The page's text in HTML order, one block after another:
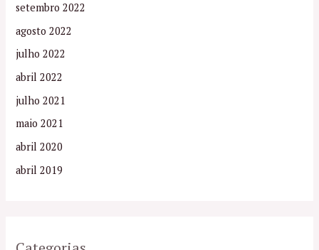
setembro 2022
agosto 2022
julho 2022
abril 2022
julho 2021
maio 2021
abril 2020
abril 2019